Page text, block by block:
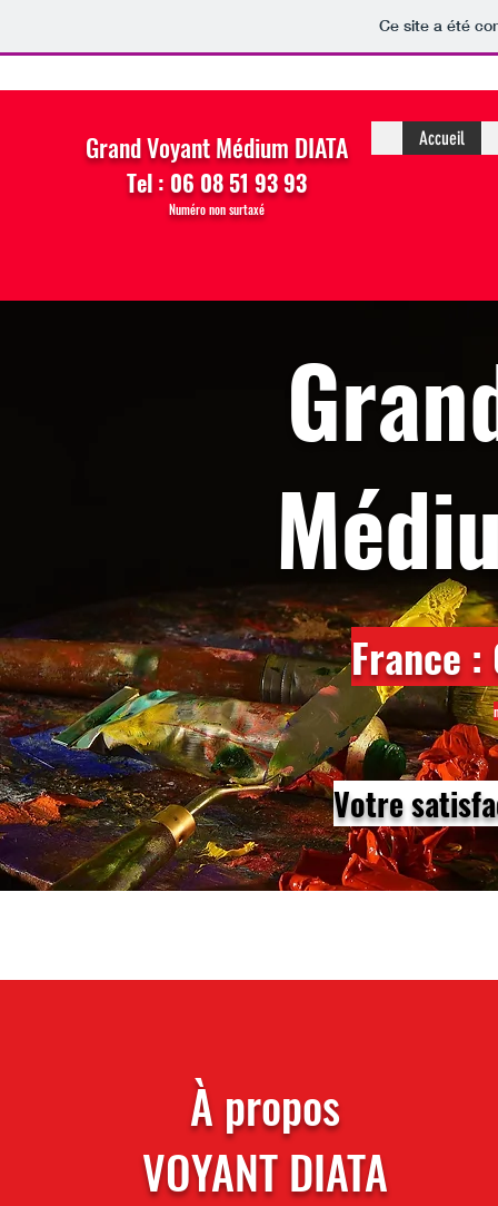
Ce site a été
Grand Voyant Médium DIATA
Tel : 06 08 51 93 93
Numéro non surtaxé
Accueil
France
Votre
À propos
VOYANT DIATA